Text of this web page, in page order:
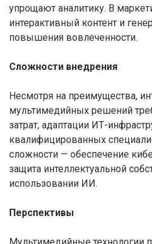
упрощают аналитику. В
интерактивный контент и
повышения вовлеченности.
Сложности внедрения
Несмотря на преимущества,
мультимедийных решений
затрат, адаптации ИТ-
квалифицированных
сложности — обеспечение
защита интеллектуальной
использовании ИИ.
Перспективы